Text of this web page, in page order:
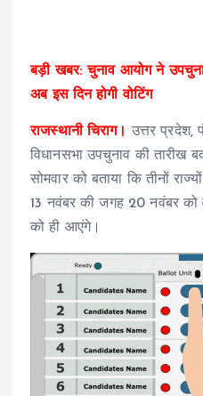
बड़ी खबर: चुनाव आयोग ने
अब इस दिन होगी वोटिंग
राजस्थानी चिराग।
उत्तर प्रदेश,
विधानसभा उपचुनाव की तारीख
सोमवार को बताया कि तीनों
13 नवंबर की जगह 20 नवंबर को
को ही आएंगे।